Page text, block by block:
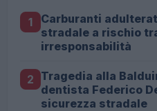
1
Carburanti
stradale a rischio
irresponsabilità
2 Tragedia alla
dentista Federico
sicurezza stradale